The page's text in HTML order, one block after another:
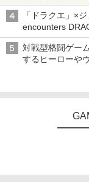
発売から2週間
「ドラクエ」×
encounters
アイスカップに
オリジナルアー
対戦型格闘ゲー
するヒーローや